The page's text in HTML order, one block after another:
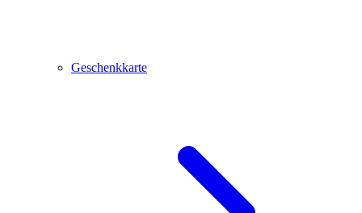
Geschenkkarte